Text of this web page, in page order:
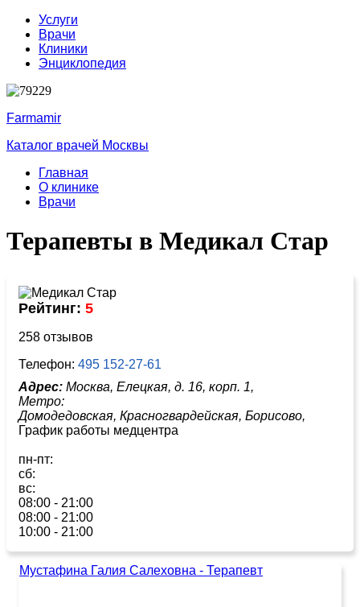
Услуги
Врачи
Клиники
Энциклопедия
Farmamir
Каталог врачей Москвы
Главная
О клинике
Врачи
Терапевты в Медикал Стар
Рейтинг: 5
258 отзывов
Телефон: 495 152-27-61
Адрес: Москва, Елецкая, д. 16, корп. 1,
Метро:
Домодедовская, Красногвардейская, Борисово,
График работы медцентра
пн-пт:
сб:
вс:
08:00 - 21:00
08:00 - 21:00
10:00 - 21:00
Мустафина Галия Салеховна - Терапевт